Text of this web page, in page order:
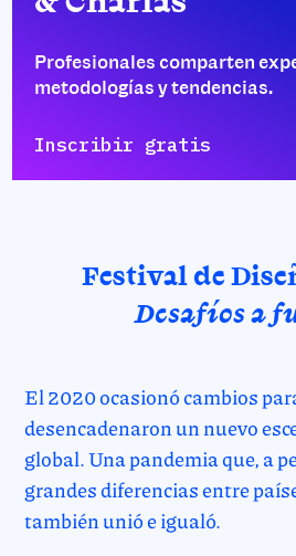
Profesionales comparten
metodologías y tendencias.
Inscribir gratis
Festival de
Desafíos a
El 2020 ocasionó cambios
desencadenaron un nuevo
global. Una pandemia que, a
grandes diferencias entre
también unió e igualó.